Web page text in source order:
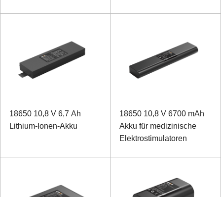
18650 10,8 V 6,7 Ah
Lithium-Ionen-Akku
18650 10,8 V 6700 mAh
Akku für medizinische
Elektrostimulatoren